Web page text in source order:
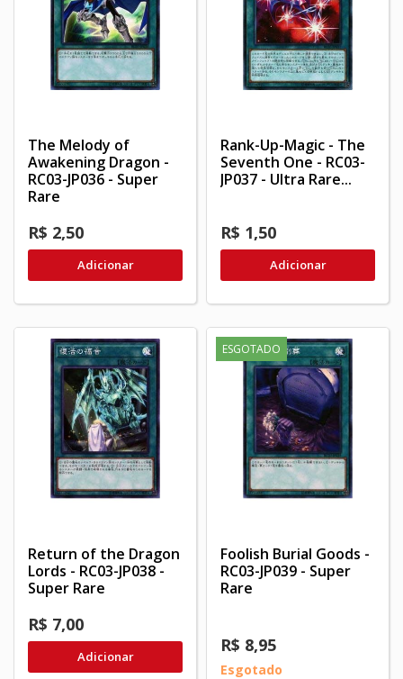
The Melody of
Awakening Dragon -
RC03-JP036 - Super
Rare
R$ 2,50
Adicionar
Rank-Up-Magic - The
Seventh One - RC03-
JP037 - Ultra Rare...
R$ 1,50
Adicionar
Return of the Dragon
Lords - RC03-JP038 -
Super Rare
R$ 7,00
Adicionar
ESGOTADO
Foolish Burial Goods -
RC03-JP039 - Super
Rare
R$ 8,95
Esgotado